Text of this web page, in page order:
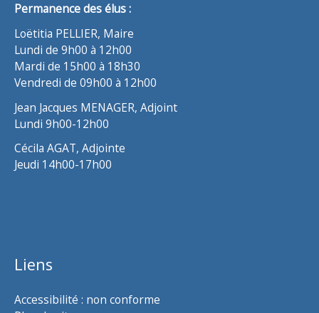
Permanence des élus :
Loëtitia PELLIER, Maire
Lundi de 9h00 à 12h00
Mardi de 15h00 à 18h30
Vendredi de 09h00 à 12h00
Jean Jacques MENAGER, Adjoint
Lundi 9h00-12h00
Cécila AGAT, Adjointe
Jeudi 14h00-17h00
Liens
Accessibilité : non conforme